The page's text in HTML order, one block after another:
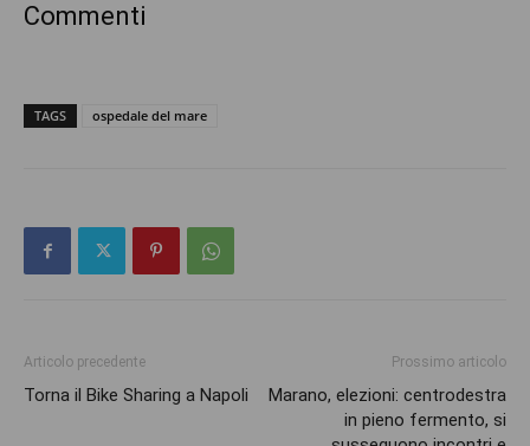
Commenti
TAGS ospedale del mare
Articolo precedente
Torna il Bike Sharing a Napoli
Prossimo articolo
Marano, elezioni: centrodestra
in pieno fermento, si